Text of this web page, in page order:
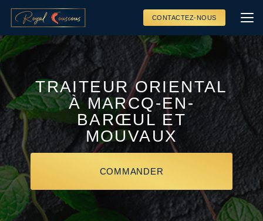
contenu
principal
CONTACTEZ-NOUS
TRAITEUR ORIENTAL
À MARCQ-EN-
BARŒUL ET
MOUVAUX
COMMANDER